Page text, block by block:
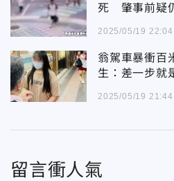
死 肇事前疑
2025/05/19 22:04
翁駕車暴衝百
生：差一步就
2025/05/19 21:44
留言衝人氣